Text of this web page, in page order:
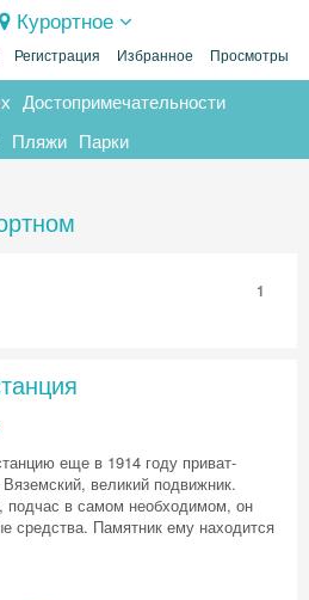
Курортное
Регистрация Избранное Просмотры
Достопримечательности
Пляжи Парки
1
еще в 1914 году приват-
великий подвижник.
подчас в самом необходимом, он
средства. Памятник ему находится